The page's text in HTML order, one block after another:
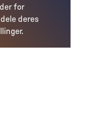
for
deres